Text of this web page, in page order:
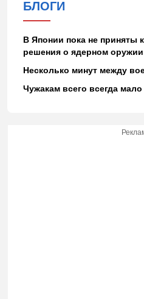
БЛОГИ
В Японии пока не приняты
решения о ядерном оружии
Несколько минут между
Чужакам всего всегда мало